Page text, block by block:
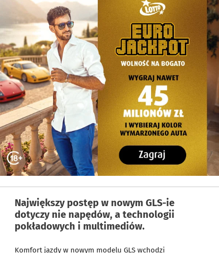
Największy postęp w nowym GLS-ie
dotyczy nie napędów, a technologii
pokładowych i multimediów.
Komfort jazdy w nowym modelu GLS wchodzi